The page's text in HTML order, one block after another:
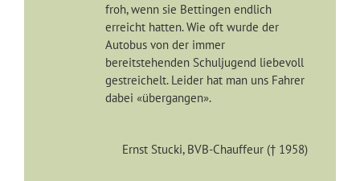
froh, wenn sie Bettingen endlich
erreicht hatten. Wie oft wurde der
Autobus von der immer
bereitstehenden Schuljugend liebevoll
gestreichelt. Leider hat man uns Fahrer
dabei «übergangen».
Ernst Stucki, BVB-Chauffeur († 1958)